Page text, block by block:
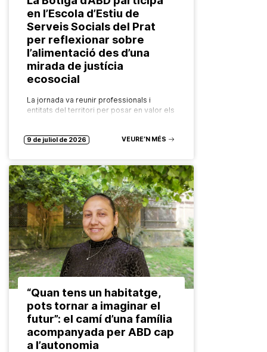
en l’Escola d’Estiu de
Serveis Socials del Prat
per reflexionar sobre
l’alimentació des d’una
mirada de justícia
ecosocial
La jornada va reunir professionals i
entitats del territori per posar en valor els
sostenible i accessible per a tothom.…
9 de juliol de 2026 VEURE’N MÉS
“Quan tens un habitatge,
pots tornar a imaginar el
futur”: el camí d’una família
acompanyada per ABD cap
a l’autonomia